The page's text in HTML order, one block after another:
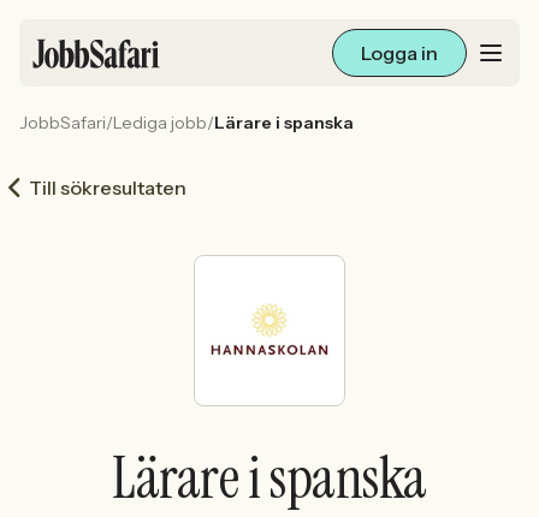
Logga in
Arbetsliv och karriär
För arbetsgivare
Sök med AI
Ny här? Skapa konto
JobbSafari/Lediga jobb/Lärare i spanska
Till sökresultaten
Lärare i spanska